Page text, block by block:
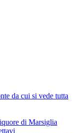
da cui si vede tutta
di Marsiglia